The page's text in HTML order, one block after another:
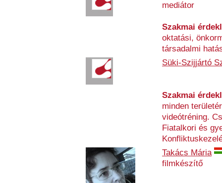
mediátor
Szakmai
oktatási,
társadalmi
Süki-Szijjártó
Szakmai
minden
videótréning.
Fiatalkori és
Takács Mária
filmkészítő